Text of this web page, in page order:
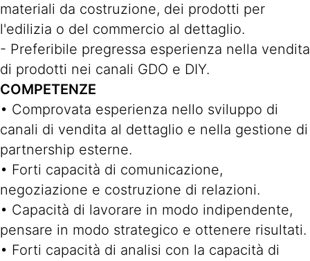
materiali da costruzione, dei prodotti per
l'edilizia o del commercio al dettaglio.
- Preferibile pregressa esperienza nella vendita
di prodotti nei canali GDO e DIY.
COMPETENZE
• Comprovata esperienza nello sviluppo di
canali di vendita al dettaglio e nella gestione di
partnership esterne.
• Forti capacità di comunicazione,
negoziazione e costruzione di relazioni.
• Capacità di lavorare in modo indipendente,
pensare in modo strategico e ottenere risultati.
• Forti capacità di analisi con la capacità di